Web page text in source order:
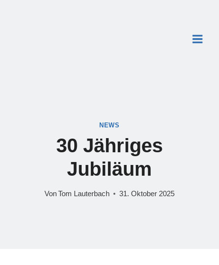
NEWS
30 Jähriges
Jubiläum
VonTom Lauterbach 31. Oktober 2025